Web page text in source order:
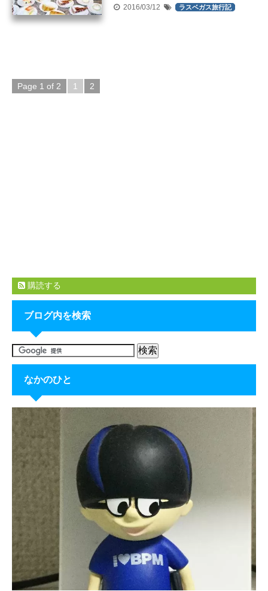
2016/03/12 ラスベガス旅行記
Page 1 of 2 1 2
購読する
ブログ内を検索
なかのひと